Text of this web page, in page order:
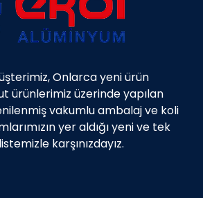
Onlarca yeni ürün
ürünlerimiz üzerinde yapılan
vakumlu ambalaj ve koli
yer aldığı yeni ve tek
karşınızdayız.